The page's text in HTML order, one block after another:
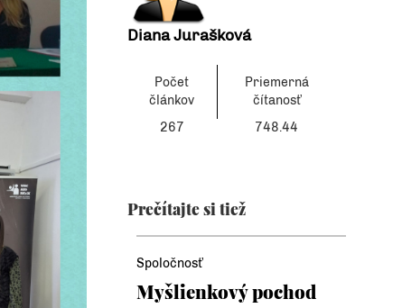
Diana Jurašková
Počet
článkov
Priemerná
čítanosť
267
748.44
Prečítajte si tiež
Spoločnosť
Myšlienkový pochod